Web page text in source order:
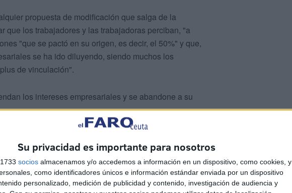
Su privacidad es importante para nosotros
socios almacenamos y/o accedemos a información en un dispositivo, como cookies, y
como identificadores únicos e información estándar enviada por un dispositivo
personalizado, medición de publicidad y contenido, investigación de audiencia y
propuesta de modificación que salga de la
que los trabajadores y las trabajadoras perciban, "a
"que se pactó en su origen, es decir, el 50%" y que,
se ha ido diluyendo, siendo muchos los
de vinculación".
los intereses empresariales y se abandone a su